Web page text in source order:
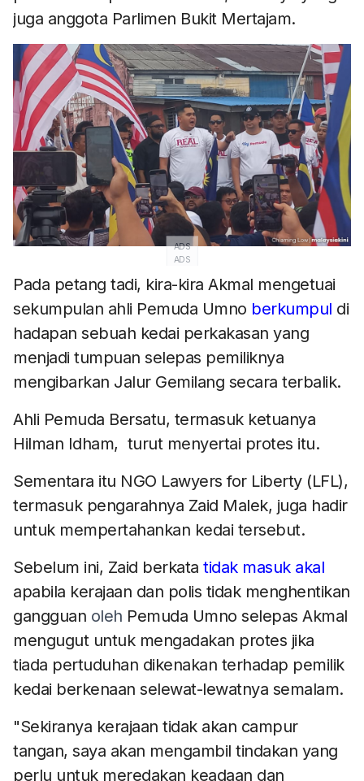
juga anggota Parlimen Bukit Mertajam.
ADS
ADS
Pada petang tadi, kira-kira Akmal mengetuai
sekumpulan ahli Pemuda Umno berkumpul di
hadapan sebuah kedai perkakasan yang
menjadi tumpuan selepas pemiliknya
mengibarkan Jalur Gemilang secara terbalik.
Ahli Pemuda Bersatu, termasuk ketuanya
Hilman Idham, turut menyertai protes itu.
Sementara itu NGO Lawyers for Liberty (LFL),
termasuk pengarahnya Zaid Malek, juga hadir
untuk mempertahankan kedai tersebut.
Sebelum ini, Zaid berkata tidak masuk akal
apabila kerajaan dan polis tidak menghentikan
gangguan oleh Pemuda Umno selepas Akmal
mengugut untuk mengadakan protes jika
tiada pertuduhan dikenakan terhadap pemilik
kedai berkenaan selewat-lewatnya semalam.
"Sekiranya kerajaan tidak akan campur
tangan, saya akan mengambil tindakan yang
perlu untuk meredakan keadaan dan